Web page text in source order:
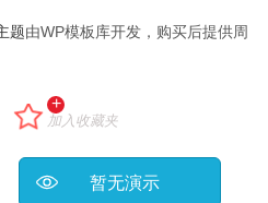
题由WP模板库开发，购买后提供周
+
加入收藏夹
暂无演示